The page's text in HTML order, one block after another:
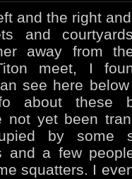
and the right
and
away from
meet, I
see here
about these
not yet been
by some
and a few
squatters. I